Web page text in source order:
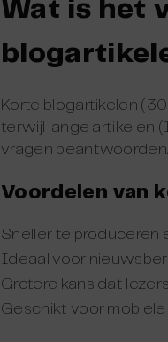
Wat is het
Korte blogartikelen
terwijl lange artikelen
vragen
Voordelen van
Sneller te produceren
Ideaal voor
Grotere kans dat
Geschikt voor